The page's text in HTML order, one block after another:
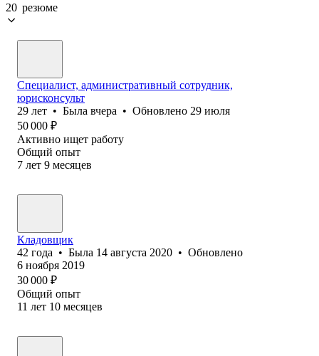
20 резюме
Специалист, административный сотрудник,
юрисконсульт
29 лет • Была вчера • Обновлено 29 июля
50 000 ₽
Активно ищет работу
Общий опыт
7 лет 9 месяцев
Кладовщик
42 года • Была 14 августа 2020 • Обновлено
6 ноября 2019
30 000 ₽
Общий опыт
11 лет 10 месяцев